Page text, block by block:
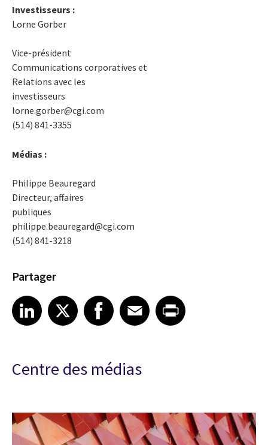
Investisseurs :
Lorne Gorber
Vice-président
Communications corporatives et
Relations avec les
investisseurs
lorne.gorber@cgi.com
(514) 841-3355
Médias :
Philippe Beauregard
Directeur, affaires
publiques
philippe.beauregard@cgi.com
(514) 841-3218
Partager
Share article on LinkedIn
LinkedIn
Share article on XShare article on Facebook
Facebook
Share article on Email
EmailShare article on Print
Centre des médias